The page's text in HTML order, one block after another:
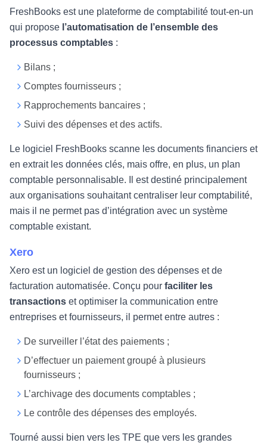
FreshBooks est une plateforme de comptabilité tout-en-un
qui propose l’automatisation de l’ensemble des
processus comptables :
Bilans ;
Comptes fournisseurs ;
Rapprochements bancaires ;
Suivi des dépenses et des actifs.
Le logiciel FreshBooks scanne les documents financiers et
en extrait les données clés, mais offre, en plus, un plan
comptable personnalisable. Il est destiné principalement
aux organisations souhaitant centraliser leur comptabilité,
mais il ne permet pas d’intégration avec un système
comptable existant.
Xero
Xero est un logiciel de gestion des dépenses et de
facturation automatisée. Conçu pour faciliter les
transactions et optimiser la communication entre
entreprises et fournisseurs, il permet entre autres :
De surveiller l’état des paiements ;
D’effectuer un paiement groupé à plusieurs
fournisseurs ;
L’archivage des documents comptables ;
Le contrôle des dépenses des employés.
Tourné aussi bien vers les TPE que vers les grandes